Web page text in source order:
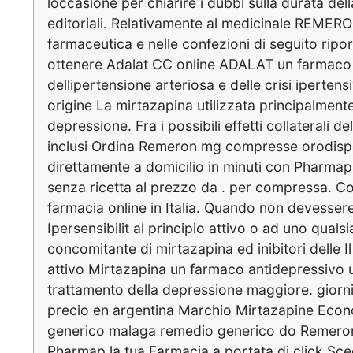
editoriali. Relativamente al medicinale
farmaceutica e nelle confezioni di seguito
ottenere Adalat CC online ADALAT un
dellipertensione arteriosa e delle crisi
origine La mirtazapina utilizzata
depressione. Fra i possibili effetti collaterali
inclusi Ordina Remeron mg compresse
direttamente a domicilio in minuti con
senza ricetta al prezzo da . per compressa.
farmacia online in Italia. Quando non
Ipersensibilit al principio attivo o ad uno
concomitante di mirtazapina ed inibitori delle
attivo Mirtazapina un farmaco antidepressivo
trattamento della depressione maggiore.
precio en argentina Marchio Mirtazapine
generico malaga remedio generico do